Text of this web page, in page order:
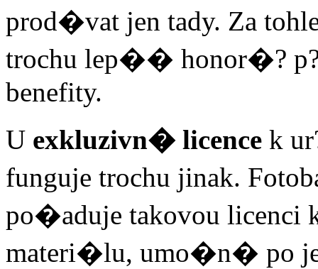
prod�vat jen tady. Za
trochu lep�� honor�?
benefity.
U exkluzivn� licence k
funguje trochu jinak.
po�aduje takovou
materi�lu, umo�n� po